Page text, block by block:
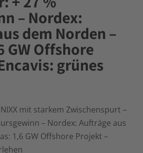
– Nordex:
dem Norden –
GW Offshore
grünes
mit starkem Zwischenspurt –
– Nordex: Aufträge aus
1,6 GW Offshore Projekt –